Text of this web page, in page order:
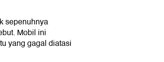
sepenuhnya
Mobil ini
yang gagal diatasi